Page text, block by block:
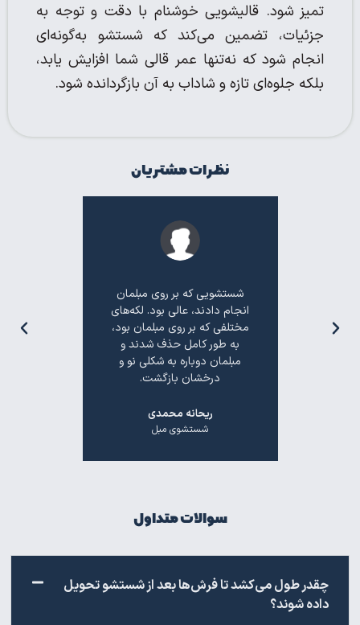
تمیز شود. قالیشویی خوشنام با دقت و توجه به
جزئیات، تضمین می‌کند که شستشو به‌گونه‌ای
انجام شود که نه‌تنها عمر قالی شما افزایش یابد،
بلکه جلوه‌ای تازه و شاداب به آن بازگردانده شود.
نظرات مشتریان
مثل
شستشویی که بر روی مبلمان
انجام دادند، عالی بود. لکه‌های
مختلفی که بر روی مبلمان بود،
به طور کامل حذف شدند و
مبلمان دوباره به شکلی نو و
درخشان بازگشت.
ریحانه محمدی
شستشوی مبل
سوالات متداول
چقدر طول می‌کشد تا فرش‌ها بعد از شستشو تحویل
داده شوند؟